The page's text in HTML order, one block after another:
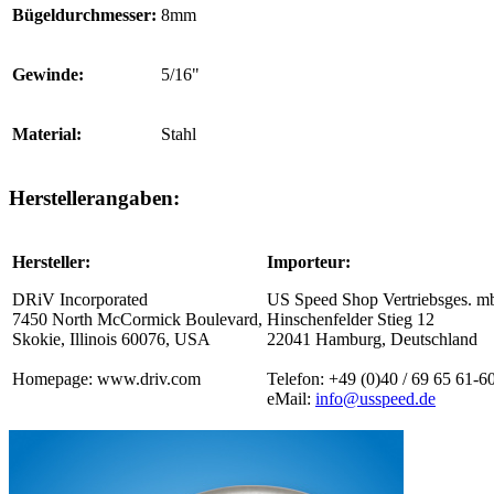
Bügeldurchmesser: 8mm
Gewinde: 5/16"
Material: Stahl
Herstellerangaben:
Hersteller:
DRiV Incorporated
7450 North McCormick Boulevard,
Skokie, Illinois 60076, USA
Homepage: www.driv.com
Importeur:
US Speed Shop Vertriebsges.
Hinschenfelder Stieg 12
22041 Hamburg, Deutschland
Telefon: +49 (0)40 / 69 65 61-
eMail: info@usspeed.de